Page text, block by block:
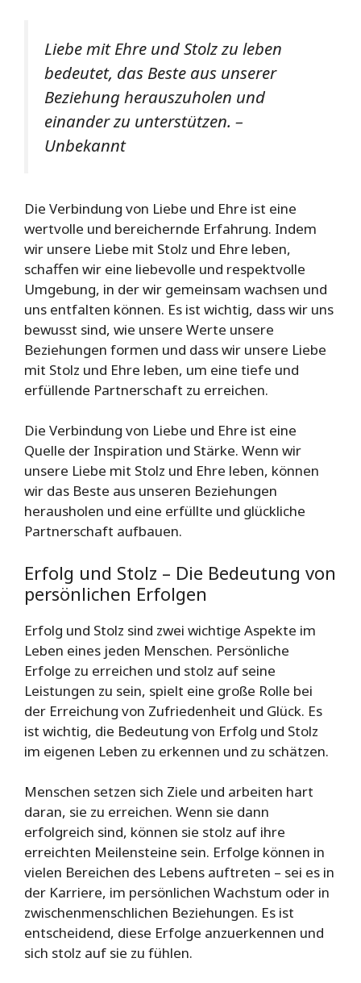
Liebe mit Ehre und Stolz zu leben
bedeutet, das Beste aus unserer
Beziehung herauszuholen und
einander zu unterstützen. –
Unbekannt
Die Verbindung von Liebe und Ehre ist eine
wertvolle und bereichernde Erfahrung. Indem
wir unsere Liebe mit Stolz und Ehre leben,
schaffen wir eine liebevolle und respektvolle
Umgebung, in der wir gemeinsam wachsen und
uns entfalten können. Es ist wichtig, dass wir uns
bewusst sind, wie unsere Werte unsere
Beziehungen formen und dass wir unsere Liebe
mit Stolz und Ehre leben, um eine tiefe und
erfüllende Partnerschaft zu erreichen.
Die Verbindung von Liebe und Ehre ist eine
Quelle der Inspiration und Stärke. Wenn wir
unsere Liebe mit Stolz und Ehre leben, können
wir das Beste aus unseren Beziehungen
herausholen und eine erfüllte und glückliche
Partnerschaft aufbauen.
Erfolg und Stolz – Die Bedeutung von
persönlichen Erfolgen
Erfolg und Stolz sind zwei wichtige Aspekte im
Leben eines jeden Menschen. Persönliche
Erfolge zu erreichen und stolz auf seine
Leistungen zu sein, spielt eine große Rolle bei
der Erreichung von Zufriedenheit und Glück. Es
ist wichtig, die Bedeutung von Erfolg und Stolz
im eigenen Leben zu erkennen und zu schätzen.
Menschen setzen sich Ziele und arbeiten hart
daran, sie zu erreichen. Wenn sie dann
erfolgreich sind, können sie stolz auf ihre
erreichten Meilensteine sein. Erfolge können in
vielen Bereichen des Lebens auftreten – sei es in
der Karriere, im persönlichen Wachstum oder in
zwischenmenschlichen Beziehungen. Es ist
entscheidend, diese Erfolge anzuerkennen und
sich stolz auf sie zu fühlen.